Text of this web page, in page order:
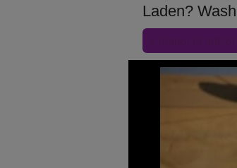
Laden?